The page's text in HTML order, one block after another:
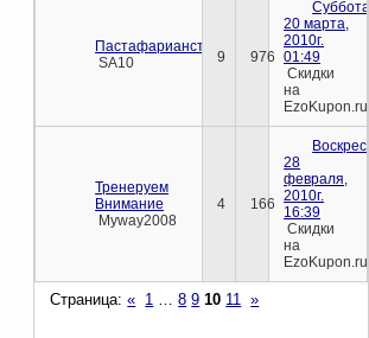
Пастафарианство.
SA10
9 976
20 марта,
2010г.
01:49
Скидки
на
EzoKupon.ru
Тренеруем
Внимание
Myway2008
4 166
28
февраля,
2010г.
16:39
Скидки
на
EzoKupon.ru
Страница:« 1 … 8 9 10 11 »